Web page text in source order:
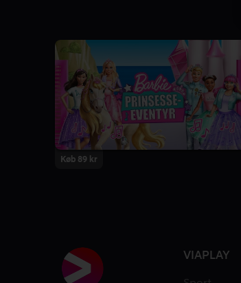
Køb 89 kr
VIAPLAY